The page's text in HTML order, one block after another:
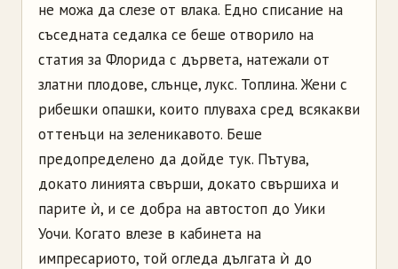
не можа да слезе от влака. Едно списание на
съседната седалка се беше отворило на
статия за Флорида с дървета, натежали от
златни плодове, слънце, лукс. Топлина. Жени с
рибешки опашки, които плуваха сред всякакви
оттенъци на зеленикавото. Беше
предопределено да дойде тук. Пътува,
докато линията свърши, докато свършиха и
парите ѝ, и се добра на автостоп до Уики
Уочи. Когато влезе в кабинета на
импресариото, той огледа дългата ѝ до